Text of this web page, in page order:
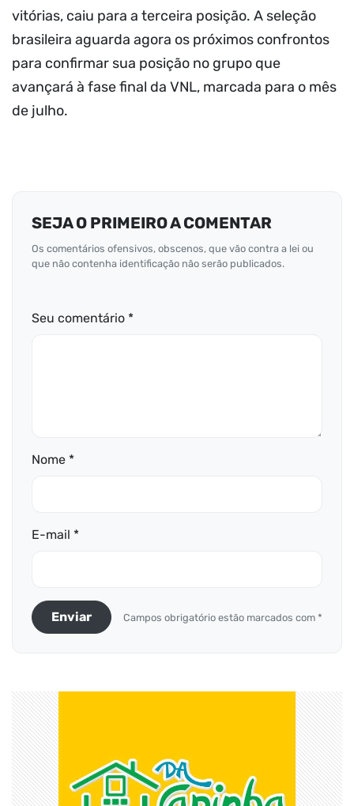
vitórias, caiu para a terceira posição. A seleção
brasileira aguarda agora os próximos confrontos
para confirmar sua posição no grupo que
avançará à fase final da VNL, marcada para o mês
de julho.
SEJA O PRIMEIRO A COMENTAR
Os comentários ofensivos, obscenos, que vão contra a lei ou
que não contenha identificação não serão publicados.
Seu comentário *
Nome *
E-mail *
Enviar Campos obrigatório estão marcados com *